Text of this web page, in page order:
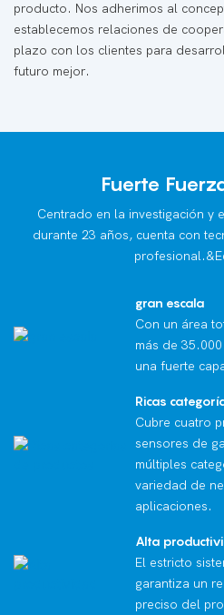
producto. Nos adherimos al
establecemos relaciones de
plazo con los clientes para
futuro mejor.
Fuerte
Centrado en la investigación y
durante 23 años, cuenta con
gran escala
Con un área
más de
una fuerte
Ricas
Cubre cuatro
sensores de
múltiples
variedad de
aplicaciones.
Alta
El estricto
garantiza un
preciso del